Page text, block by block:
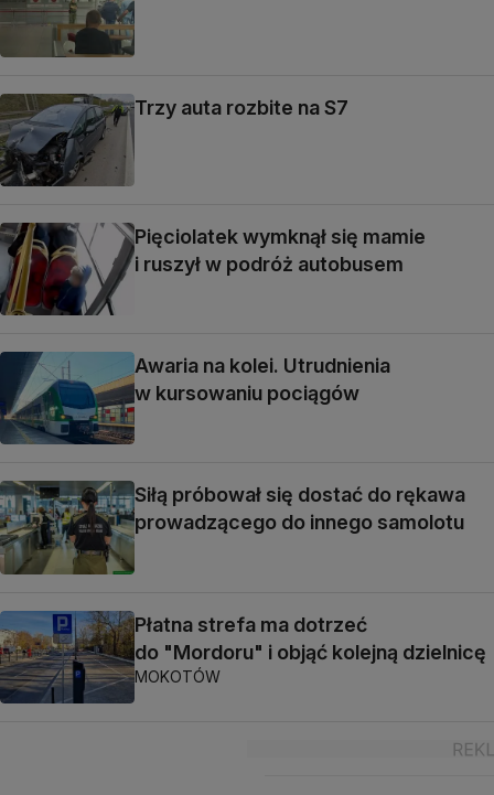
Trzy auta rozbite na S7
Pięciolatek wymknął się mamie
i ruszył w podróż autobusem
Awaria na kolei. Utrudnienia
w kursowaniu pociągów
Siłą próbował się dostać do rękawa
prowadzącego do innego samolotu
Płatna strefa ma dotrzeć
do "Mordoru" i objąć kolejną dzielnicę
MOKOTÓW